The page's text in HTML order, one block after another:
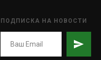
ПОДПИСКА НА НОВОСТИ